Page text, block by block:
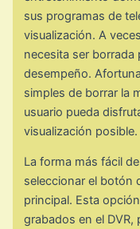
sus programas de
visualización. A
necesita ser borrada
desempeño.
simples de borrar la
usuario pueda
visualización posible.
La forma más fácil
seleccionar el botón
principal. Esta
grabados en el